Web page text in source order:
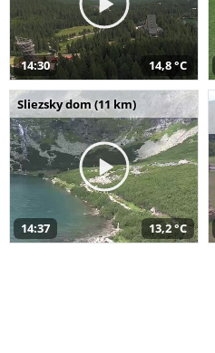
14:30 14,8 °C
Sliezsky dom (11 km)
14:37 13,2 °C